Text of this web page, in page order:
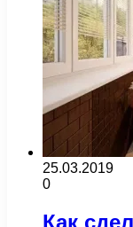
25.03.2019
0
Как